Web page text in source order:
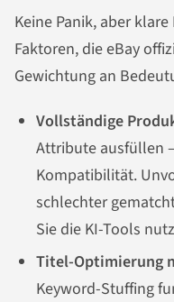
Keine Panik, aber
Faktoren, die eBay
Gewichtung an
Vollständige
Attribute ausfüllen
Kompatibilität.
schlechter
Sie die KI-Tools
Titel-Optimierung
Keyword-Stuffing